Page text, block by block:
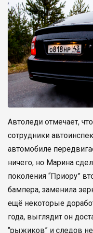
Автоледи отмечает,
сотрудники
автомобиле
ничего, но Марина
поколения “Приору”
бампера, заменила
ещё некоторые
года, выглядит он
“рыжиков” и следов